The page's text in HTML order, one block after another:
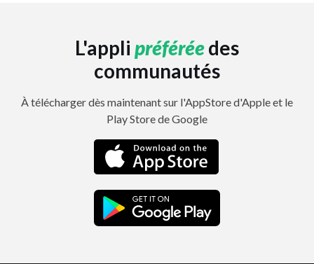
L'appli préféréedes
communautés
À télécharger dès maintenant sur l'AppStore d'Apple et le
Play Store de Google